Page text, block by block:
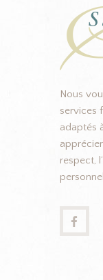
Nous
services
adaptés
respect,